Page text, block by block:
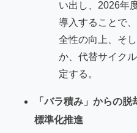
い出し、2026年
導入することで
全性の向上、そ
か、代替サイク
定する。
「バラ積み」からの
標準化推進